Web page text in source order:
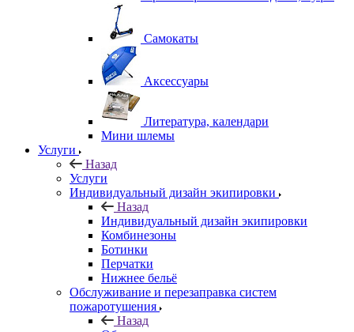
Самокаты
Аксессуары
Литература, календари
Мини шлемы
Услуги
Назад
Услуги
Индивидуальный дизайн экипировки
Назад
Индивидуальный дизайн экипировки
Комбинезоны
Ботинки
Перчатки
Нижнее бельё
Обслуживание и перезаправка систем
пожаротушения
Назад